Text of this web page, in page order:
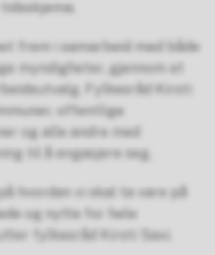
frem i samarbeid med både
myndigheter, gjennom et
Fylkesråd Kirsti
offentlige
og alle andre med
til å engasjere seg.
hvordan vi skal ta vare på
og nytte for hele
fylkesråd Kirsti Saxi.